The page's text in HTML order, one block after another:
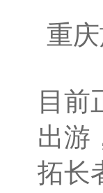
重
目前
出游
拓长